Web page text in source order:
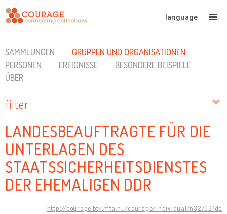
language
SAMMLUNGEN
GRUPPEN UND ORGANISATIONEN
PERSONEN
EREIGNISSE
BESONDERE BEISPIELE
ÜBER
filter
LANDESBEAUFTRAGTE FÜR DIE
UNTERLAGEN DES
STAATSSICHERHEITSDIENSTES
DER EHEMALIGEN DDR
http://courage.btk.mta.hu/courage/individual/n32702?de